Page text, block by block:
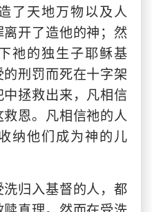
了天地万物以及人
开了造他的神；然
祂的独生子耶稣基
刑罚而死在十字架
拯救出来，凡相信
恩。凡相信祂的人
纳他们成为神的儿
归入基督的人，都